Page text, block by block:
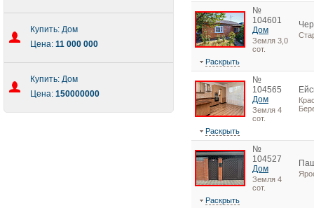
Купить: Дом
Цена: 11 000 000
Купить: Дом
Цена: 150000000
№
104601
Дом
Земля 3,0
сот.
Раскрыть
№
104565
Дом
Земля 4
сот.
Раскрыть
№
104527
Дом
Земля 4
сот.
Раскрыть